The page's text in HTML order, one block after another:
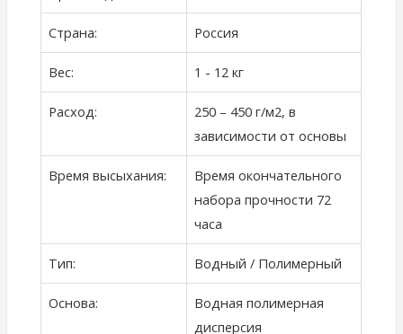
Страна: Россия
Вес: 1 - 12 кг
Расход:
250 – 450 г/м2, в
зависимости от основы
Время высыхания:
Время окончательного
набора прочности 72
часа
Тип: Водный / Полимерный
Основа:
Водная полимерная
дисперсия